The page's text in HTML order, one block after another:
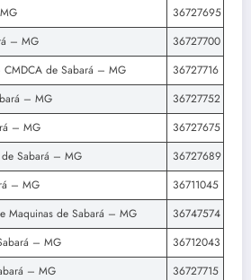
36727695
– MG
36727700
de Sabará – MG
36727716
– MG
36727752
– MG
36727675
Sabará – MG
36727689
– MG
36711045
Maquinas de Sabará – MG
36747574
– MG
36712043
– MG
36727715